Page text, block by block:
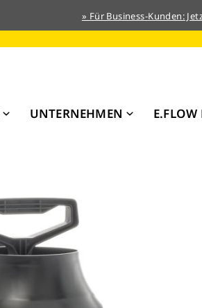
» Für Business-Kunden:
UNTERNEHMEN E.FLOW